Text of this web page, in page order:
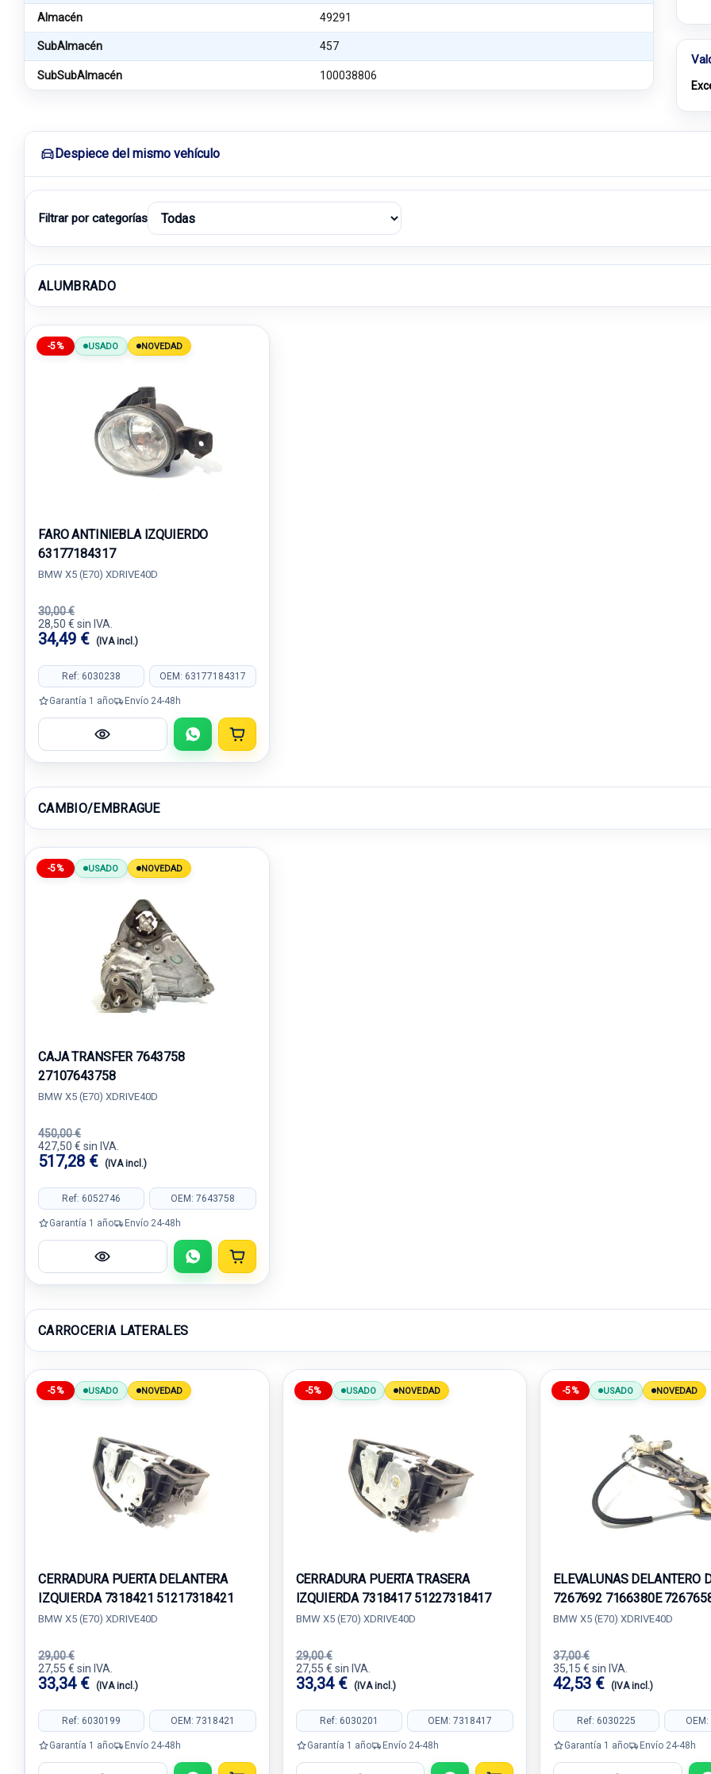
Almacén 49291
SubAlmacén 457
SubSubAlmacén 100038806
Despiece del mismo vehículo
Filtrar por categorías
ALUMBRADO
-5% USADO NOVEDAD
FARO ANTINIEBLA IZQUIERDO
63177184317
BMW X5 (E70) XDRIVE40D
30,00 €
28,50 € sin IVA.
34,49 € (IVA incl.)
Ref: 6030238 OEM: 63177184317
Garantía 1 año Envío 24-48h
CAMBIO/EMBRAGUE
-5% USADO NOVEDAD
CAJA TRANSFER 7643758
27107643758
BMW X5 (E70) XDRIVE40D
450,00 €
427,50 € sin IVA.
517,28 € (IVA incl.)
Ref: 6052746 OEM: 7643758
Garantía 1 año Envío 24-48h
CARROCERIA LATERALES
-5% USADO NOVEDAD
CERRADURA PUERTA DELANTERA
IZQUIERDA 7318421 51217318421
BMW X5 (E70) XDRIVE40D
29,00 €
27,55 € sin IVA.
33,34 € (IVA incl.)
Ref: 6030199 OEM: 7318421
Garantía 1 año Envío 24-48h
-5% USADO NOVEDAD
CERRADURA PUERTA TRASERA
IZQUIERDA 7318417 51227318417
BMW X5 (E70) XDRIVE40D
29,00 €
27,55 € sin IVA.
33,34 € (IVA incl.)
Ref: 6030201 OEM: 7318417
Garantía 1 año Envío 24-48h
-5% USADO NOVEDAD
ELEVALUNAS DELANTERO
7267692 7166380E
BMW X5 (E70) XDRIVE40D
37,00 €
35,15 € sin IVA.
42,53 € (IVA incl.)
Ref: 6030225
Garantía 1 año Envío 24-48h